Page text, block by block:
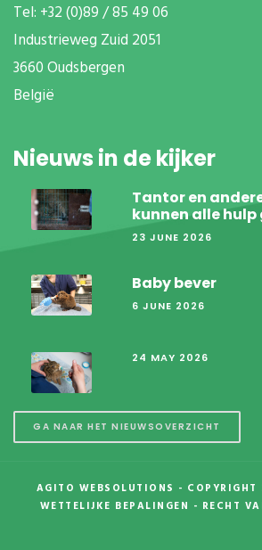
Tel: +32 (0)89 / 85 49 06
Industrieweg Zuid 2051
3660 Oudsbergen
België
Nieuws in de kijker
Tantor en
kunnen alle
23 JUNE 2026
Baby bever
6 JUNE 2026
24 MAY 2026
GA NAAR HET NIEUWSOVERZICHT
AGITO WEBSOLUTIONS -
WETTELIJKE BEPALINGEN - RECHT